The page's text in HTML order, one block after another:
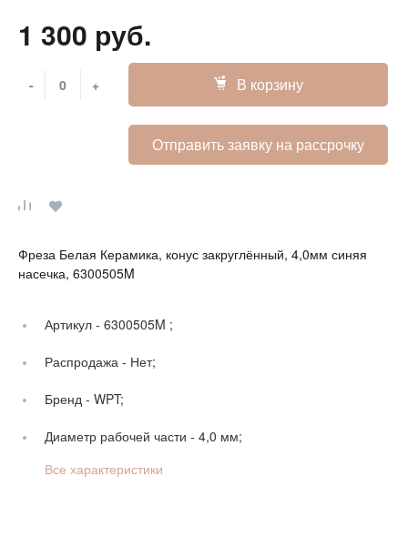
1 300 руб.
- + В корзину
Отправить заявку на рассрочку
Фреза Белая Керамика, конус закруглённый, 4,0мм синяя
насечка, 6300505M
Артикул - 6300505M ;
Распродажа - Нет;
Бренд - WPT;
Диаметр рабочей части - 4,0 мм;
Все характеристики